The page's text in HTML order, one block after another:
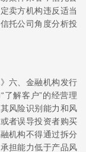
卖方机构违反适当
托公司角度分析投
六、金融机构发行
了解客户”的经营理
风险识别能力和风
者误导投资者购买
机构不得通过拆分
担能力低于产品风